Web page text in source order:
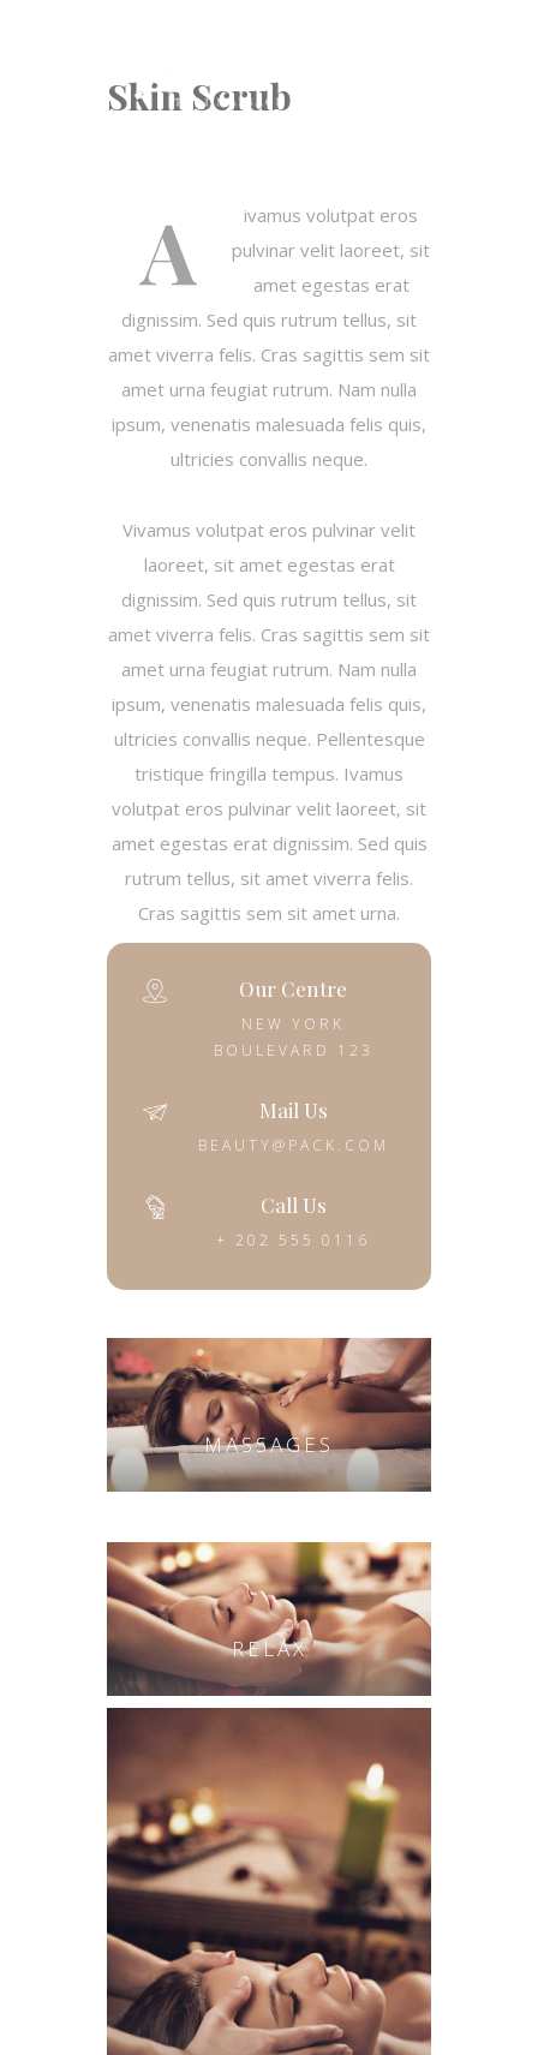
Skin Scrub
A
ivamus volutpat eros
pulvinar velit laoreet, sit
amet egestas erat
dignissim. Sed quis rutrum tellus, sit
amet viverra felis. Cras sagittis sem sit
amet urna feugiat rutrum. Nam nulla
ipsum, venenatis malesuada felis quis,
ultricies convallis neque.
Vivamus volutpat eros pulvinar velit
laoreet, sit amet egestas erat
dignissim. Sed quis rutrum tellus, sit
amet viverra felis. Cras sagittis sem sit
amet urna feugiat rutrum. Nam nulla
ipsum, venenatis malesuada felis quis,
ultricies convallis neque. Pellentesque
tristique fringilla tempus. Ivamus
volutpat eros pulvinar velit laoreet, sit
amet egestas erat dignissim. Sed quis
rutrum tellus, sit amet viverra felis.
Cras sagittis sem sit amet urna.
Our Centre
NEW YORK
BOULEVARD 123
Mail Us
BEAUTY@PACK.COM
Call Us
+ 202 555 0116
MASSAGES
RELAX